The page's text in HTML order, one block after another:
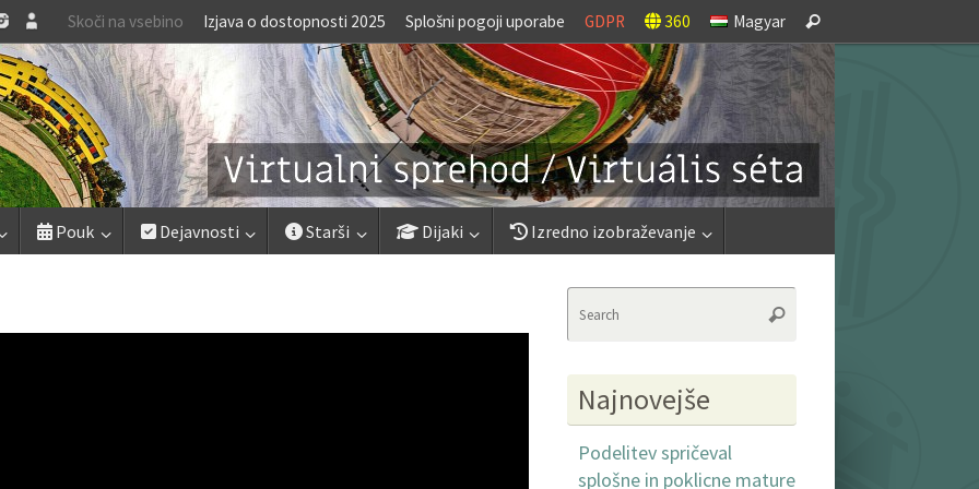
Skoči na vsebino Izjava o dostopnosti 2025 Splošni pogoji uporabe GDPR 360 Magyar
for:
Search
Pouk Dejavnosti Starši Dijaki Izredno izobraževanje
Search
Najnovejše
Podelitev spričeval
splošne in poklicne mature